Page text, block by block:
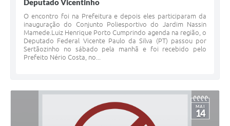
Deputado Vicentinho
O encontro foi na Prefeitura e depois eles participaram da
inauguração do Conjunto Poliesportivo do Jardim Nassin
Mamede.Luiz Henrique Porto Cumprindo agenda na região, o
Deputado Federal Vicente Paulo da Silva (PT) passou por
Sertãozinho no sábado pela manhã e foi recebido pelo
Prefeito Nério Costa, no...
MAI
14